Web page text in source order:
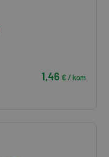
1,46 € / kom